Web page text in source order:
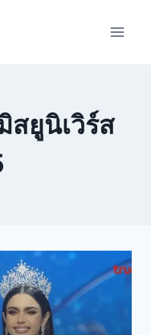
สยูนิเวิร์ส